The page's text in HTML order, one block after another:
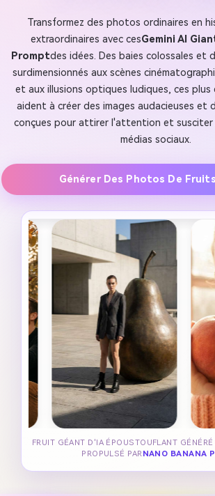
Transformez des photos ordinaires en
extraordinaires avec cesGemini AI
Promptdes idées. Des baies colossales et
surdimensionnés aux scènes
et aux illusions optiques ludiques, ces plus
aident à créer des images audacieuses et
conçues pour attirer l'attention et susciter
médias sociaux.
Générer Des Photos De
FRUIT GÉANT D'IA ÉPOUSTOUFLANT
PROPULSÉ PAR NANO BANANA